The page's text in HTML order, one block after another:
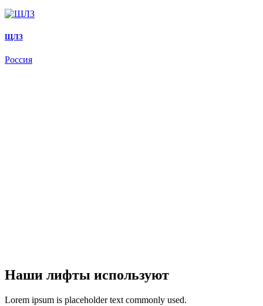
ЩЛЗ
Россия
Наши лифты используют
Lorem ipsum is placeholder text commonly used.